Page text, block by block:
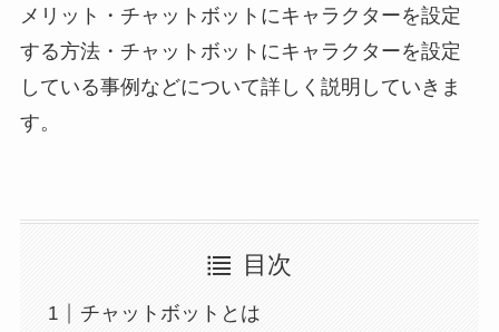
メリット・チャットボットにキャラクターを設定
する方法・チャットボットにキャラクターを設定
している事例などについて詳しく説明していきま
す。
目次
チャットボットとは